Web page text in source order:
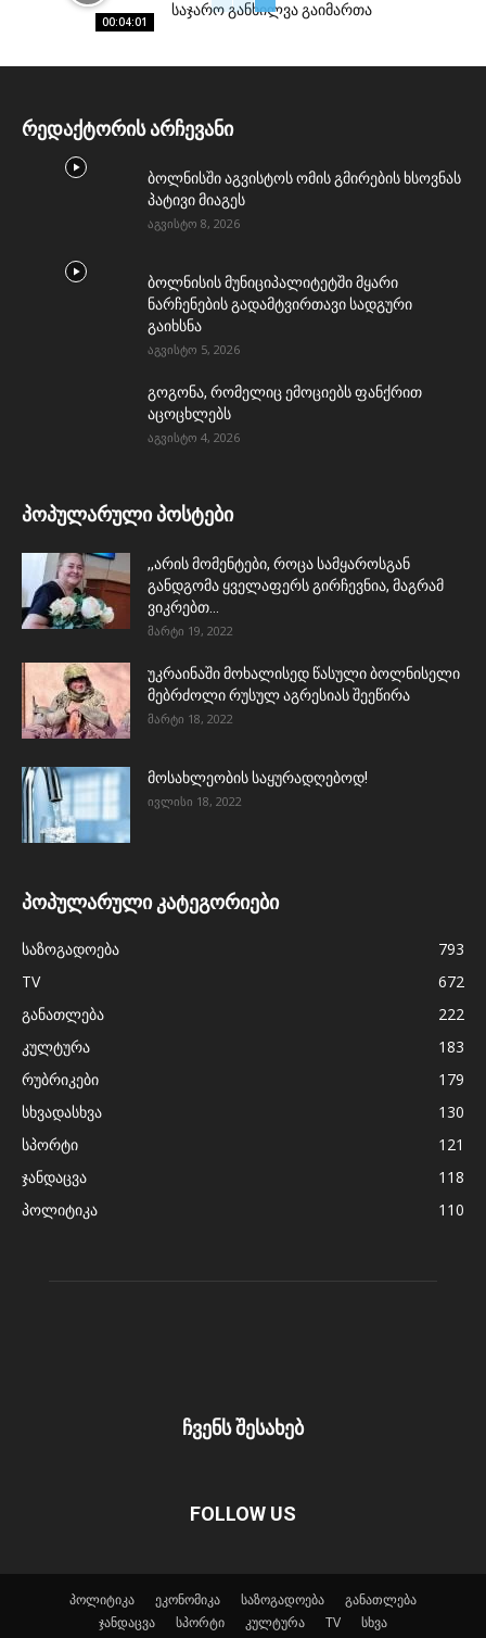
00:04:01
საჯარო განხილვა გაიმართა
რედაქტორის არჩევანი
ბოლნისში აგვისტოს ომის გმირების ხსოვნას
პატივი მიაგეს
აგვისტო 8, 2026
ბოლნისის მუნიციპალიტეტში მყარი
ნარჩენების გადამტვირთავი სადგური
გაიხსნა
აგვისტო 5, 2026
გოგონა, რომელიც ემოციებს ფანქრით
აცოცხლებს
აგვისტო 4, 2026
პოპულარული პოსტები
,,არის მომენტები, როცა სამყაროსგან
განდგომა ყველაფერს გირჩევნია, მაგრამ
ვიკრებთ...
მარტი 19, 2022
უკრაინაში მოხალისედ წასული ბოლნისელი
მებრძოლი რუსულ აგრესიას შეეწირა
მარტი 18, 2022
მოსახლეობის საყურადღებოდ!
ივლისი 18, 2022
პოპულარული კატეგორიები
საზოგადოება
793
TV
672
განათლება
222
კულტურა
183
რუბრიკები
179
სხვადასხვა
130
სპორტი
121
ჯანდაცვა
118
პოლიტიკა
110
ჩვენს შესახებ
FOLLOW US
პოლიტიკა ეკონომიკა საზოგადოება
განათლება
ჯანდაცვა
სპორტი კულტურა TV სხვა